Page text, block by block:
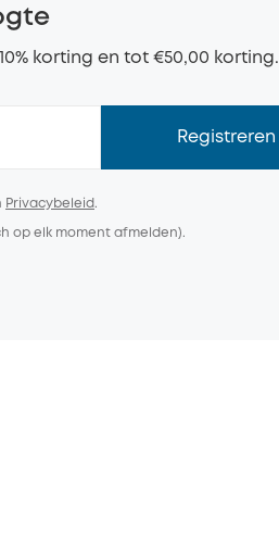
korting en tot €50,00 korting.
Registreren
Privacybeleid.
op elk moment afmelden).